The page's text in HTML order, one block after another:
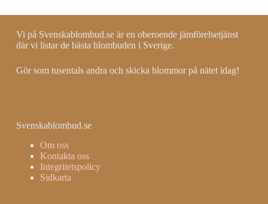
Vi på Svenskablombud.se är en oberoende jämförelsetjänst
där vi listar de bästa blombuden i Sverige.
Gör som tusentals andra och skicka blommor på nätet idag!
Svenskablombud.se
Om oss
Kontakta oss
Integritetspolicy
Sidkarta